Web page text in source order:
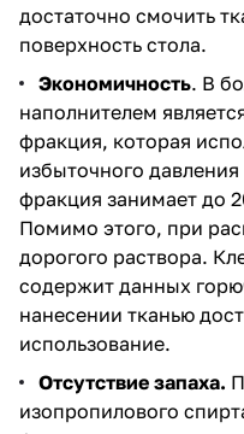
достаточно смочить
поверхность стола.
Экономичность. В
наполнителем
фракция, которая
избыточного
фракция занимает до
Помимо этого, при
дорогого раствора.
содержит данных
нанесении тканью
использование.
Отсутствие запаха.
изопропилового